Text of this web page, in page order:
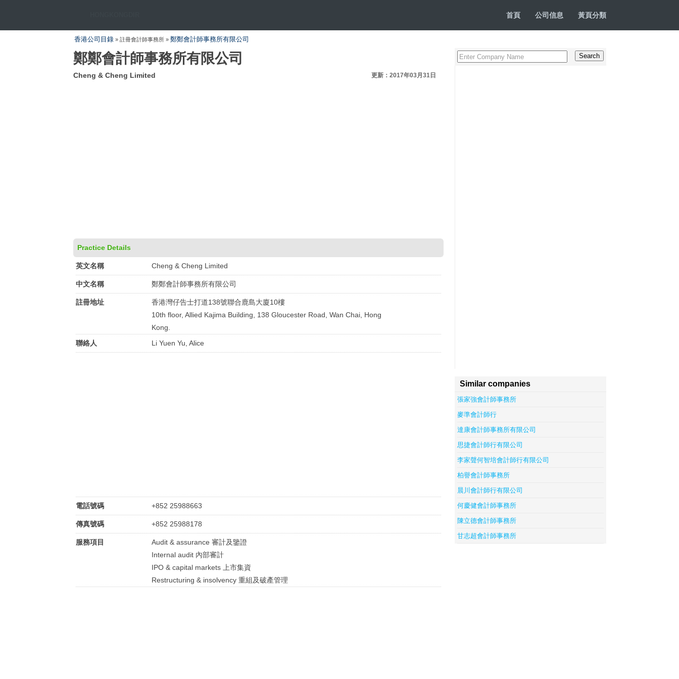
首頁 公司信息 黃頁分類
香港公司目錄 » 註冊會計師事務所 » 鄭鄭會計師事務所有限公司
鄭鄭會計師事務所有限公司
Cheng & Cheng Limited 更新：2017年03月31日
Practice Details
英文名稱 Cheng & Cheng Limited
中文名稱 鄭鄭會計師事務所有限公司
註冊地址
香港灣仔告士打道138號聯合鹿島大廈10樓
10th floor, Allied Kajima Building, 138 Gloucester Road, Wan Chai, Hong
Kong.
聯絡人
Li Yuen Yu, Alice
電話號碼 +852 25988663
傳真號碼 +852 25988178
服務項目
Audit & assurance 審計及鑒證
Internal audit 內部審計
IPO & capital markets 上市集資
Restructuring & insolvency 重組及破產管理
Similar companies
張家強會計師事務所
麥準會計師行
達康會計師事務所有限公司
思捷會計師行有限公司
李家聲何智培會計師行有限公司
柏譽會計師事務所
晨川會計師行有限公司
何慶健會計師事務所
陳立德會計師事務所
甘志超會計師事務所